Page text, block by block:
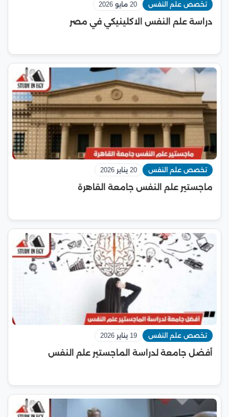
تخصص علم النفس 20 مايو 2026
دراسة علم النفس الاكلينيكي في مصر
تخصص علم النفس 20 يناير 2026
ماجستير علم النفس جامعة القاهرة
تخصص علم النفس 19 يناير 2026
أفضل جامعة لدراسة الماجستير علم النفس